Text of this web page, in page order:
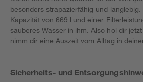
besonders strapazierfähig und
Kapazität von 669 l und einer
sauberes Wasser in ihm. Also hol dir
nimm dir eine Auszeit vom Alltag in
Sicherheits- und